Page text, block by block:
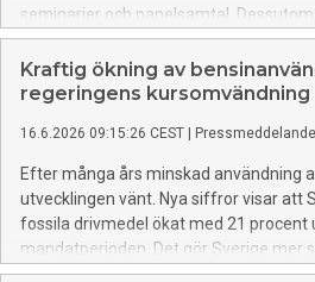
seminarier och panelsamtal.
det går att göra valkompassen för
Kraftig ökning av
regeringens kursomvändning
16.6.2026 09:15:26 CEST Pressmeddelande
Efter många års minskad användning
utvecklingen vänt. Nya siffror visar att
fossila drivmedel ökat med 21 procent
mandatperioden. Det gör Sverige mer
av stigande oljepriser och geopolitisk